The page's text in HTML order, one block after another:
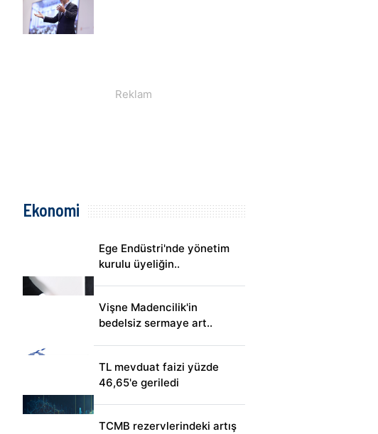
Ekonomi
Ege Endüstri'nde yönetim
kurulu üyeliğin..
Vişne Madencilik'in
bedelsiz sermaye art..
TL mevduat faizi yüzde
46,65'e geriledi
TCMB rezervlerindeki artış